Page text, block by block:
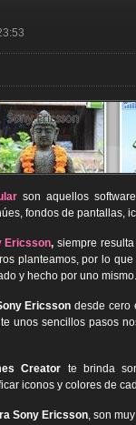
son aquellos
fondos de pantallas,
Ericsson, siempre
planteamos, por lo
y hecho por uno mismo.
Ericssondesde cero
unos sencillos pasos
Creator te brinda
iconos y colores de
Sony Ericsson, son